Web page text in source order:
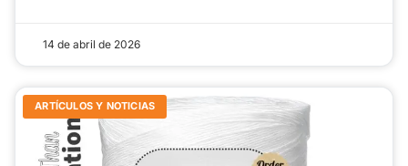
14 de abril de 2026
ARTÍCULOS Y NOTICIAS